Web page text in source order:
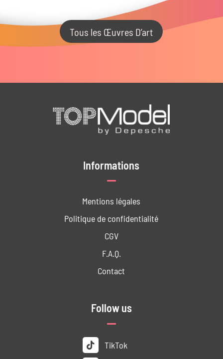
Tous les Œuvres D’art
Informations
Mentions légales
Politique de confidentialité
CGV
F.A.Q.
Contact
Follow us
TikTok